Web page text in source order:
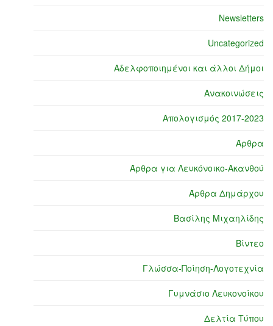
Newsletters
Uncategorized
Αδελφοποιημένοι και άλλοι Δήμοι
Ανακοινώσεις
Απολογισμός 2017-2023
Άρθρα
Άρθρα για Λευκόνοικο-Ακανθού
Άρθρα Δημάρχου
Βασίλης Μιχαηλίδης
Βίντεο
Γλώσσα-Ποίηση-Λογοτεχνία
Γυμνάσιο Λευκονοίκου
Δελτία Τύπου